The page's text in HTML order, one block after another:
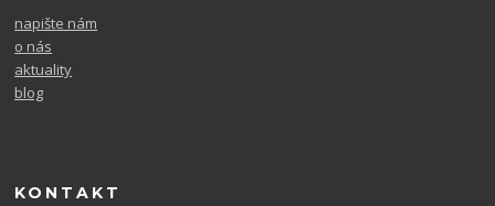
napište nám
o nás
aktuality
blog
KONTAKT